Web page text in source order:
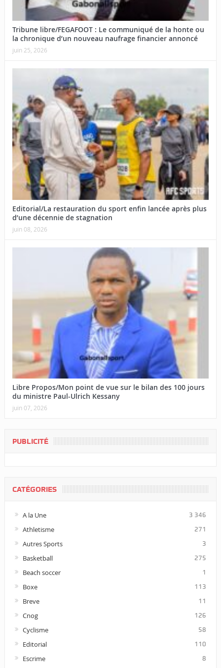
Tribune libre/FEGAFOOT : Le communiqué de la honte ou
la chronique d’un nouveau naufrage financier annoncé
juin 25, 2026
Editorial/La restauration du sport enfin lancée après plus
d’une décennie de stagnation
juin 08, 2026
Libre Propos/Mon point de vue sur le bilan des 100 jours
du ministre Paul-Ulrich Kessany
juin 07, 2026
PUBLICITÉ
CATÉGORIES
A la Une 3 346
Athletisme 271
Autres Sports 3
Basketball 275
Beach soccer 1
Boxe 113
Breve 11
Cnog 126
Cyclisme 58
Editorial 110
Escrime 8